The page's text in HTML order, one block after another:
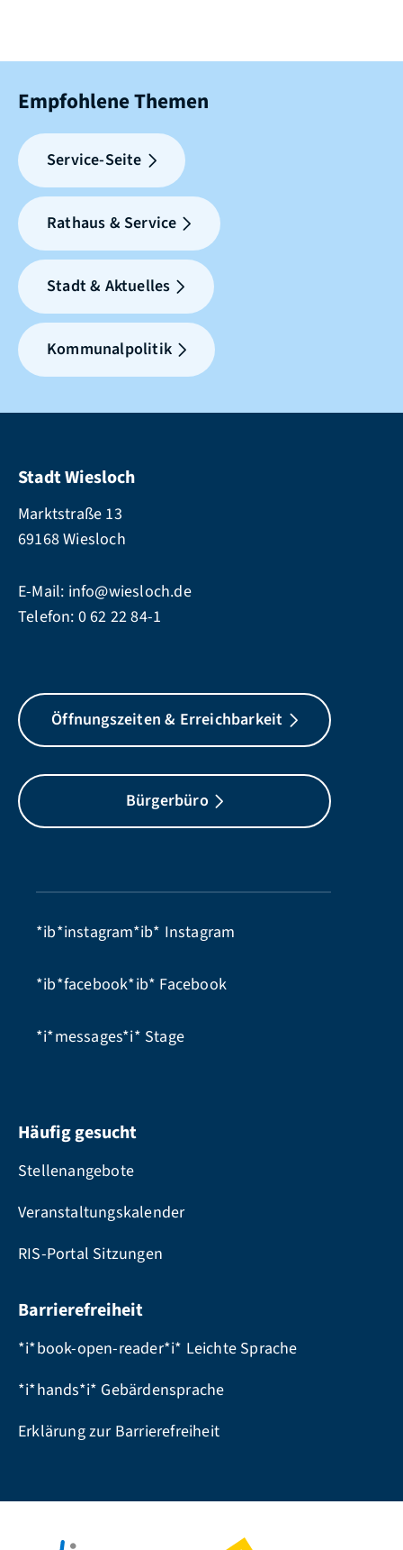
Empfohlene Themen
Service-Seite
Rathaus & Service
Stadt & Aktuelles
Kommunalpolitik
Stadt Wiesloch
Marktstraße 13
69168 Wiesloch
E-Mail: info@wiesloch.de
Telefon: 0 62 22 84-1
Öffnungszeiten & Erreichbarkeit
Bürgerbüro
*ib*instagram*ib* Instagram
*ib*facebook*ib* Facebook
*i*messages*i* Stage
Häufig gesucht
Stellenangebote
Veranstaltungskalender
RIS-Portal Sitzungen
Barrierefreiheit
*i*book-open-reader*i* Leichte Sprache
*i*hands*i* Gebärdensprache
Erklärung zur Barrierefreiheit